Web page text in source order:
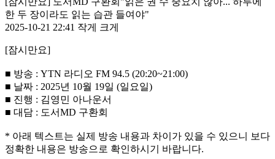
한 두 장이라도 읽는 습관 들여야"
2025-10-21 22:41 작게 크게
[잠시만요]
■ 방송 : YTN 라디오 FM 94.5 (20:20~21:00)
■ 날짜 : 2025년 10월 19일 (일요일)
■ 진행 : 김영민 아나운서
■ 대담 : 도서MD 구환회
* 아래 텍스트는 실제 방송 내용과 차이가 있을 수 있으니 보다
정확한 내용은 방송으로 확인하시기 바랍니다.